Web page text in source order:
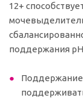
12+
поддержания
Поддержание